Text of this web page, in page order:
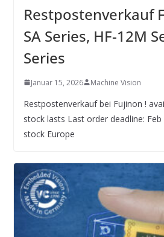
SYSTEMS WIRD EYYES
Compact system for
positioning of
Restpostenverkauf
SA Series, HF-12M
Series
Januar 15, 2026 Machine Vision
Restpostenverkauf bei Fujinon !
stock lasts Last order deadline:
stock Europe